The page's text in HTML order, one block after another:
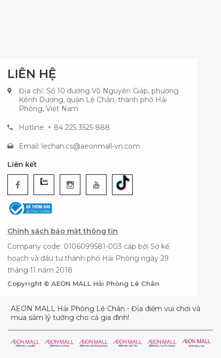
LIÊN HỆ
Địa chỉ: Số 10 đường Võ Nguyên Giáp, phường
Kênh Dương, quận Lê Chân, thành phố Hải
Phòng, Việt Nam
Hotline: + 84 225 3525 888
Email: lechan.cs@aeonmall-vn.com
Liên kết
Chính sách bảo mật thông tin
Company code: 0106099581-003 cấp bởi Sở kế
hoạch và đầu tư thành phố Hải Phòng ngày 29
tháng 11 năm 2018
Copyright © AEON MALL Hải Phòng Lê Chân
AEON MALL Hải Phòng Lê Chân - Địa điểm vui chơi và
mua sắm lý tưởng cho cả gia đình!